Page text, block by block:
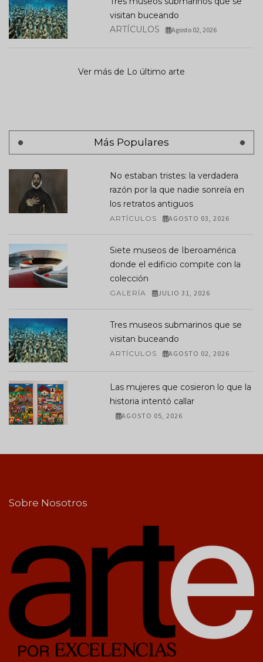
visitan buceando
ARTÍCULOS
Agosto 02, 2026
Ver más de Lo último arte
Más Populares
No estaban tristes: la verdadera
razón por la que nadie sonreía en
los retratos antiguos
ARTÍCULOS AGOSTO 03, 2026
Siete museos de Iberoamérica
donde el edificio compite con la
colección
GALERÍA JULIO 31, 2026
Tres museos submarinos que se
visitan buceando
ARTÍCULOS AGOSTO 02, 2026
Las mujeres que cosieron lo que la
historia intentó callar
AGOSTO 05, 2026
Sobre Nosotros